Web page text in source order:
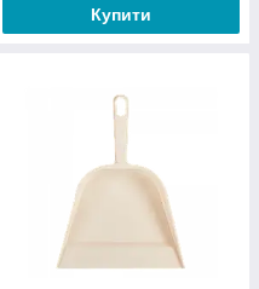
Купити